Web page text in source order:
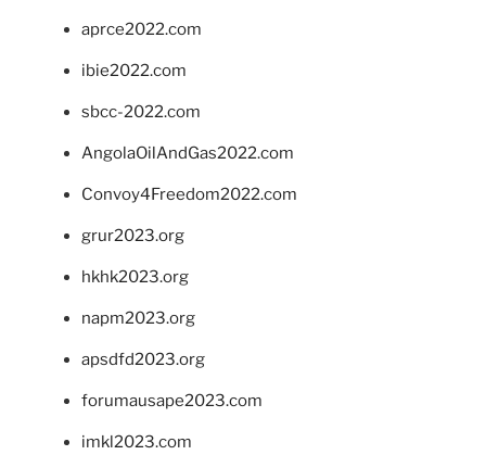
aprce2022.com
ibie2022.com
sbcc-2022.com
AngolaOilAndGas2022.com
Convoy4Freedom2022.com
grur2023.org
hkhk2023.org
napm2023.org
apsdfd2023.org
forumausape2023.com
imkl2023.com